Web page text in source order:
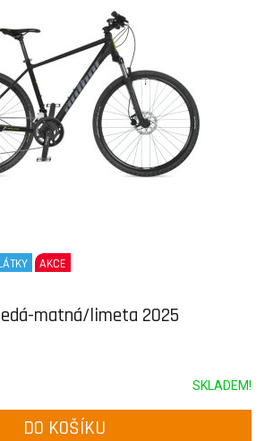
AKCE
matná/limeta 2025
SKLADEM!
DO KOŠÍKU